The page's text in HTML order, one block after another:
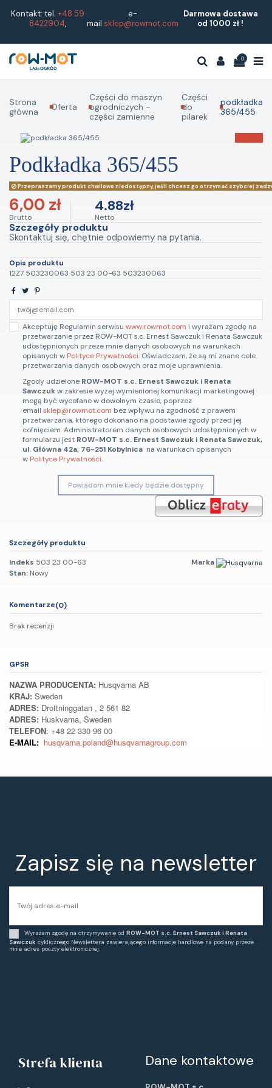
Kontakt: tel.+48 59
8422904,
e-
mail sklep@rowmot.com
Darmowa dostawa
od 1000 zł !
0
Strona
główna
Oferta
Części do maszyn
ogrodniczych -
części zamienne
Części
do
pilarek
podkładka
365/455
podkładka 365/455
Przepraszamy produkt chwilowo niedostępny, jeśli chcesz go otrzymać szybciej
6,00 zł 4.88zł
Netto
Brutto
Szczegóły produktu
Skontaktuj się, chętnie odpowiemy na pytania.
Opis produktu
12Z7 503230063 503 23 00-63 503230063
Akceptuję Regulamin serwisu www.rowmot.com i wyrażam zgodę na
przetwarzanie przez ROW-MOT s.c. Ernest Sawczuk i Renata Sawczuk
udostępnionych przeze mnie danych osobowych na warunkach
opisanych w Polityce Prywatności. Oświadczam, że są mi znane cele
przetwarzania danych osobowych oraz moje uprawnienia.
Zgody udzielone ROW-MOT s.c. Ernest Sawczuk i Renata
Sawczukw zakresie wyżej wymienionej komunikacji marketingowej
mogą być wycofane w dowolnym czasie, poprzez
email sklep@rowmot.com bez wpływu na zgodność z prawem
przetwarzania, którego dokonano na podstawie zgody przed jej
cofnięciem. Administratorem danych osobowych udostępnionych w
formularzu jest ROW-MOT s.c. Ernest Sawczuk i Renata Sawczuk,
ul. Główna 42a, 76-251 Kobylnica na warunkach opisanych
w Polityce Prywatności.
Powiadom mnie kiedy będzie dostępny
Szczegóły produktu
Marka
Indeks 503 23 00-63
Stan: Nowy
Komentarze(0)
Brak recenzji
GPSR
NAZWA PRODUCENTA: Husqvarna AB
KRAJ: Sweden
ADRES: Drottninggatan , 2 561 82
ADRES: Huskvarna, Sweden
TELEFON: +48 22 330 96 00
E-MAIL: husqvarna.poland@husqvarnagroup.com
Zapisz się na newsletter
Wyrażam zgodę na otrzymywanie od ROW-MOT s.c. Ernest Sawczuk i Renata
Sawczuk cyklicznego Newslettera zawierającego informacje handlowe na podany przeze
mnie adres poczty elektronicznej.
Strefa klienta Dane kontaktowe